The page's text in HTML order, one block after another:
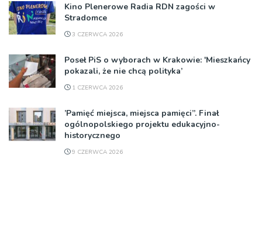
Kino Plenerowe Radia RDN zagości w
Stradomce
3 CZERWCA 2026
Poseł PiS o wyborach w Krakowie: 'Mieszkańcy
pokazali, że nie chcą polityka’
1 CZERWCA 2026
’Pamięć miejsca, miejsca pamięci”. Finał
ogólnopolskiego projektu edukacyjno-
historycznego
9 CZERWCA 2026